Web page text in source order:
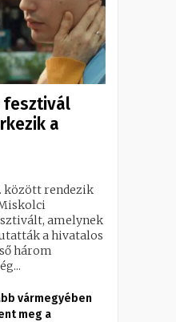
fesztivál
a
között rendezik
amelynek
a hivatalos
három
vármegyében
meg a